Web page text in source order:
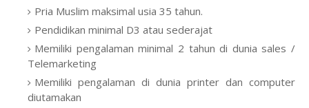
Pria Muslim maksimal usia 35 tahun.
Pendidikan minimal D3 atau sederajat
Memiliki pengalaman minimal 2 tahun di dunia sales /
Telemarketing
Memiliki pengalaman di dunia printer dan computer
diutamakan